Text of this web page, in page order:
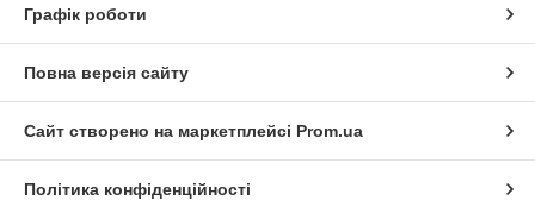
Графік роботи
Повна версія сайту
Сайт створено на маркетплейсі Prom.ua
Політика конфіденційності